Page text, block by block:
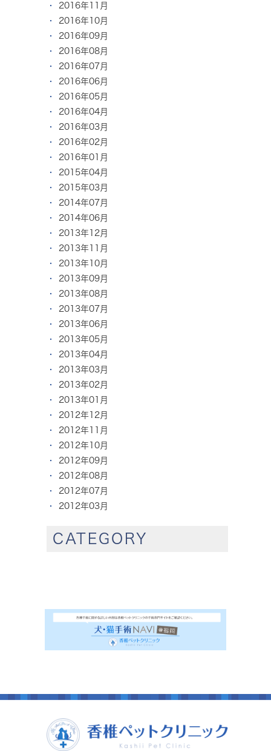
2016年11月
2016年10月
2016年09月
2016年08月
2016年07月
2016年06月
2016年05月
2016年04月
2016年03月
2016年02月
2016年01月
2015年04月
2015年03月
2014年07月
2014年06月
2013年12月
2013年11月
2013年10月
2013年09月
2013年08月
2013年07月
2013年06月
2013年05月
2013年04月
2013年03月
2013年02月
2013年01月
2012年12月
2012年11月
2012年10月
2012年09月
2012年08月
2012年07月
2012年03月
CATEGORY